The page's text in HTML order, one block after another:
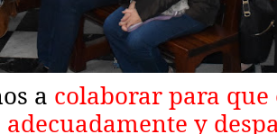
a colaborar para que
y